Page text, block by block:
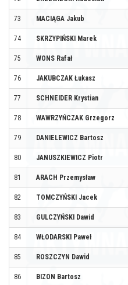
73 MACIĄGA Jakub
74 SKRZYPIŃSKI Marek
75 WONS Rafał
76 JAKUBCZAK Łukasz
77 SCHNEIDER Krystian
78 WAWRZYŃCZAK Grzegorz
79 DANIELEWICZ Bartosz
80 JANUSZKIEWICZ Piotr
81 ARACH Przemysław
82 TOMCZYŃSKI Jacek
83 GULCZYŃSKI Dawid
84 WŁODARSKI Paweł
85 ROSZCZYN Dawid
86 BIZON Bartosz